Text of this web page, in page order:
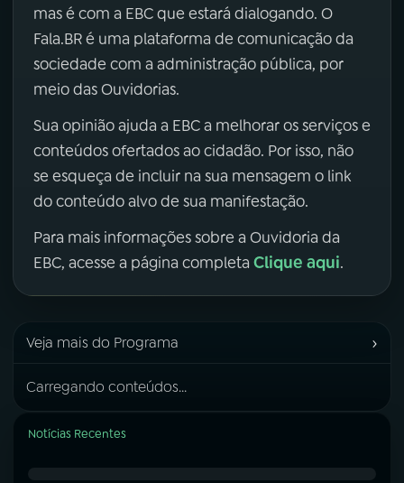
mas é com a EBC que estará dialogando. O
Fala.BR é uma plataforma de comunicação da
sociedade com a administração pública, por
meio das Ouvidorias.
Sua opinião ajuda a EBC a melhorar os serviços e
conteúdos ofertados ao cidadão. Por isso, não
se esqueça de incluir na sua mensagem o link
do conteúdo alvo de sua manifestação.
Para mais informações sobre a Ouvidoria da
EBC, acesse a página completa Clique aqui.
Veja mais do Programa ›
Carregando conteúdos...
Notícias Recentes